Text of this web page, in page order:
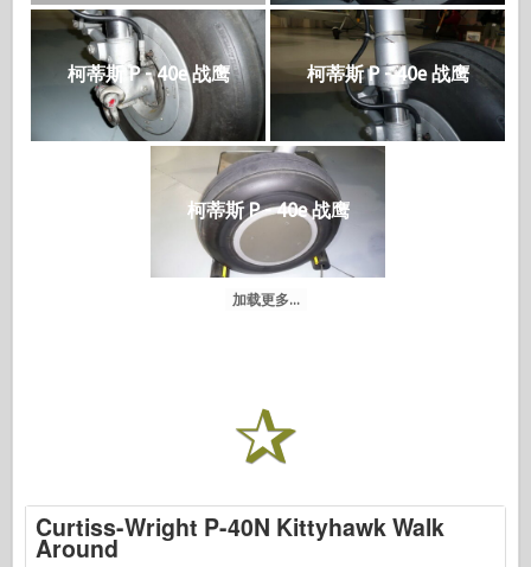
柯蒂斯 P - 40e 战鹰 柯蒂斯 P - 40e 战鹰
柯蒂斯 P - 40e 战鹰
加载更多...
Curtiss-Wright P-40N Kittyhawk Walk
Around